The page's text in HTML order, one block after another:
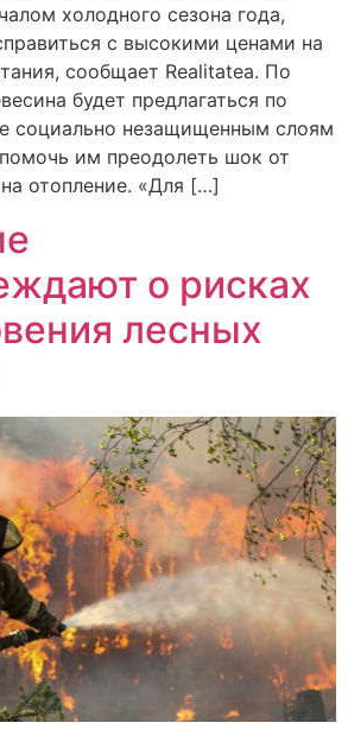
холодного сезона года,
с высокими ценами на
сообщает Realitatea. По
будет предлагаться по
социально незащищенным слоям
им преодолеть шок от
отопление. «Для […]
о рисках
лесных